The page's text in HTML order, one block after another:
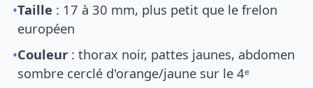
•Taille : 17 à 30 mm, plus petit que le frelon
européen
•Couleur : thorax noir, pattes jaunes, abdomen
sombre cerclé d'orange/jaune sur le 4ᵉ